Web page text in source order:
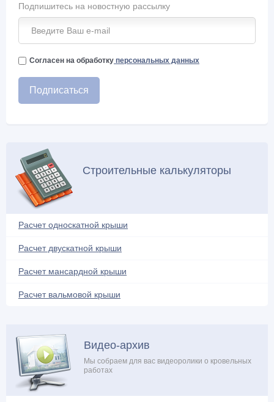
Кровельная лестница (2)
кровельные материалы (10)
Кровля (1)
Мансарда и чердак (22)
Межэтажное перекрытие (3)
Молниезащита (1)
Мягкая кровля (26)
Натуральная кровля (4)
Обрешетка (4)
Обустройство балкона (4)
Односкатная крыша (16)
Проектирование и расчеты (10)
Профнастил (18)
Ремонтные работы (21)
Подпишитесь на новостную рассылку
Согласен на обработку персональных данных
Строительные калькуляторы
Расчет односкатной крыши
Расчет двускатной крыши
Расчет мансардной крыши
Расчет вальмовой крыши
Видео-архив
Мы собраем для вас видеоролики о кровельных
работах